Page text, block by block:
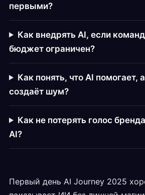
первыми?
Как внедрять AI, если
бюджет ограничен?
Как понять, что AI помогает,
создаёт шум?
Как не потерять голос
AI?
Первый день AI Journey 2025